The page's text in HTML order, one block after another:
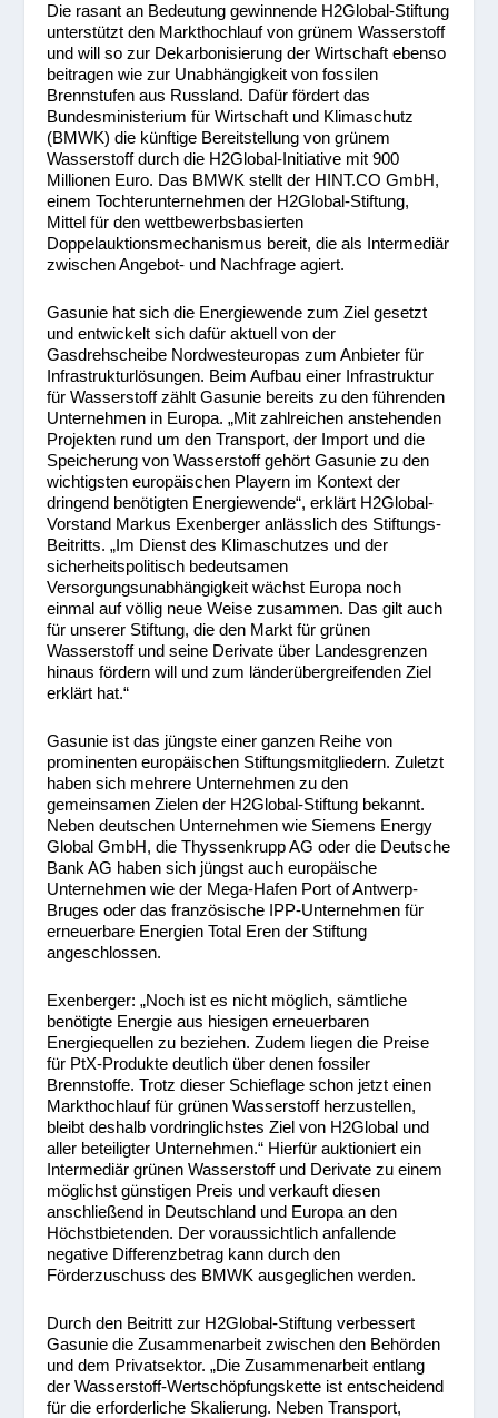
Die rasant an Bedeutung gewinnende H2Global-Stiftung
unterstützt den Markthochlauf von grünem Wasserstoff
und will so zur Dekarbonisierung der Wirtschaft ebenso
beitragen wie zur Unabhängigkeit von fossilen
Brennstufen aus Russland. Dafür fördert das
Bundesministerium für Wirtschaft und Klimaschutz
(BMWK) die künftige Bereitstellung von grünem
Wasserstoff durch die H2Global-Initiative mit 900
Millionen Euro. Das BMWK stellt der HINT.CO GmbH,
einem Tochterunternehmen der H2Global-Stiftung,
Mittel für den wettbewerbsbasierten
Doppelauktionsmechanismus bereit, die als Intermediär
zwischen Angebot- und Nachfrage agiert.
Gasunie hat sich die Energiewende zum Ziel gesetzt
und entwickelt sich dafür aktuell von der
Gasdrehscheibe Nordwesteuropas zum Anbieter für
Infrastrukturlösungen. Beim Aufbau einer Infrastruktur
für Wasserstoff zählt Gasunie bereits zu den führenden
Unternehmen in Europa. „Mit zahlreichen anstehenden
Projekten rund um den Transport, der Import und die
Speicherung von Wasserstoff gehört Gasunie zu den
wichtigsten europäischen Playern im Kontext der
dringend benötigten Energiewende“, erklärt H2Global-
Vorstand Markus Exenberger anlässlich des Stiftungs-
Beitritts. „Im Dienst des Klimaschutzes und der
sicherheitspolitisch bedeutsamen
Versorgungsunabhängigkeit wächst Europa noch
einmal auf völlig neue Weise zusammen. Das gilt auch
für unserer Stiftung, die den Markt für grünen
Wasserstoff und seine Derivate über Landesgrenzen
hinaus fördern will und zum länderübergreifenden Ziel
erklärt hat.“
Gasunie ist das jüngste einer ganzen Reihe von
prominenten europäischen Stiftungsmitgliedern. Zuletzt
haben sich mehrere Unternehmen zu den
gemeinsamen Zielen der H2Global-Stiftung bekannt.
Neben deutschen Unternehmen wie Siemens Energy
Global GmbH, die Thyssenkrupp AG oder die Deutsche
Bank AG haben sich jüngst auch europäische
Unternehmen wie der Mega-Hafen Port of Antwerp-
Bruges oder das französische IPP-Unternehmen für
erneuerbare Energien Total Eren der Stiftung
angeschlossen.
Exenberger: „Noch ist es nicht möglich, sämtliche
benötigte Energie aus hiesigen erneuerbaren
Energiequellen zu beziehen. Zudem liegen die Preise
für PtX-Produkte deutlich über denen fossiler
Brennstoffe. Trotz dieser Schieflage schon jetzt einen
Markthochlauf für grünen Wasserstoff herzustellen,
bleibt deshalb vordringlichstes Ziel von H2Global und
aller beteiligter Unternehmen.“ Hierfür auktioniert ein
Intermediär grünen Wasserstoff und Derivate zu einem
möglichst günstigen Preis und verkauft diesen
anschließend in Deutschland und Europa an den
Höchstbietenden. Der voraussichtlich anfallende
negative Differenzbetrag kann durch den
Förderzuschuss des BMWK ausgeglichen werden.
Durch den Beitritt zur H2Global-Stiftung verbessert
Gasunie die Zusammenarbeit zwischen den Behörden
und dem Privatsektor. „Die Zusammenarbeit entlang
der Wasserstoff-Wertschöpfungskette ist entscheidend
für die erforderliche Skalierung. Neben Transport,